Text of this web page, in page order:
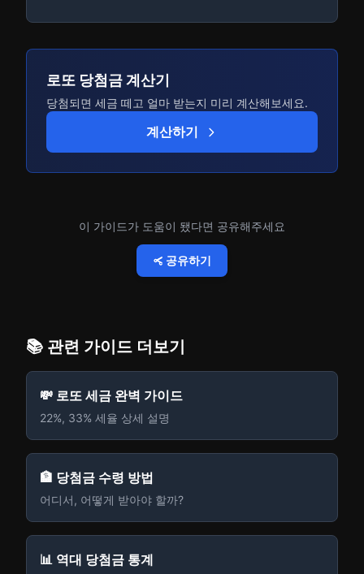
로또 당첨금 계산기
당첨되면 세금 떼고 얼마 받는지 미리 계산해보세요.
계산하기
이 가이드가 도움이 됐다면 공유해주세요
공유하기
📚 관련 가이드 더보기
💸 로또 세금 완벽 가이드
22%, 33% 세율 상세 설명
🏦 당첨금 수령 방법
어디서, 어떻게 받아야 할까?
📊 역대 당첨금 통계